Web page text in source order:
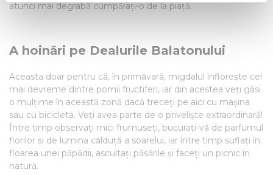
Find out more about how your personal data is processed
We use cookies to personalise content and ads, to
We also share information about your use of our site with
our social media, advertising and analytics partners who
may combine it with other information that you’ve
provided to them or that they’ve collected from your use
of their services.
atunci mai degrabă cumpărați-o de la piață.
A hoinări pe Dealurile Balatonului
Aceasta doar pentru că, în primăvară, migdalul înflorește cel
mai devreme dintre pomii fructiferi, iar din acestea veți găsi
o mulțime în această zonă dacă treceți pe aici cu mașina
sau cu bicicleta. Veți avea parte de o priveliște extraordinară!
Între timp observați mici frumuseți, bucurați-vă de parfumul
florilor și de lumina călduță a soarelui, iar între timp suflați în
floarea unei păpădii, ascultați păsările și faceți un picnic în
natură.